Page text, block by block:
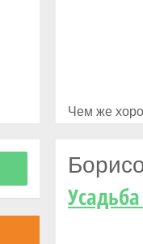
Чем же